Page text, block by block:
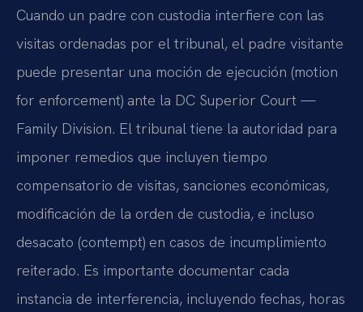
Cuando un padre con custodia interfiere con las
visitas ordenadas por el tribunal, el padre visitante
puede presentar una moción de ejecución (motion
for enforcement) ante la DC Superior Court —
Family Division. El tribunal tiene la autoridad para
imponer remedios que incluyen tiempo
compensatorio de visitas, sanciones económicas,
modificación de la orden de custodia, e incluso
desacato (contempt) en casos de incumplimiento
reiterado. Es importante documentar cada
instancia de interferencia, incluyendo fechas, horas